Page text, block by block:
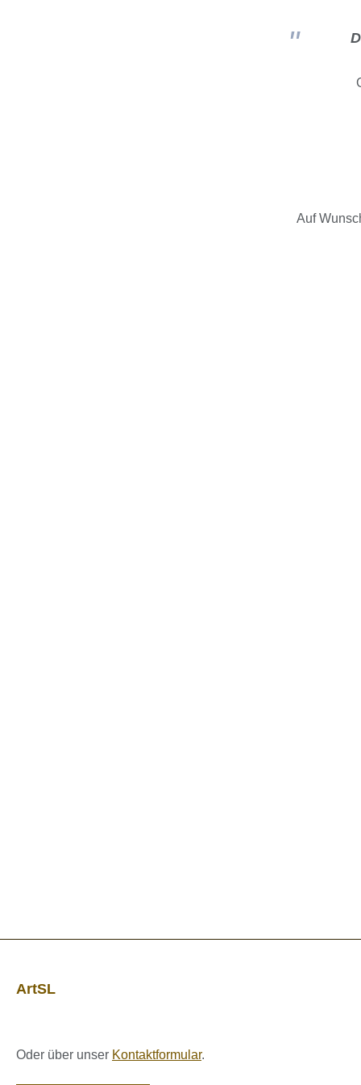
Auf
ArtSL
Oder über unser Kontaktformular.